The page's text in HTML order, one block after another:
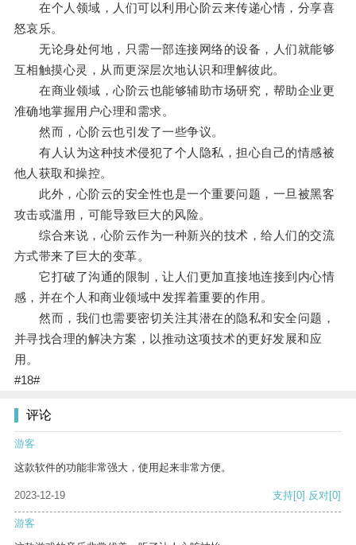
在个人领域，人们可以利用心阶云来传递心情，分享喜
怒哀乐。
无论身处何地，只需一部连接网络的设备，人们就能够
互相触摸心灵，从而更深层次地认识和理解彼此。
在商业领域，心阶云也能够辅助市场研究，帮助企业更
准确地掌握用户心理和需求。
然而，心阶云也引发了一些争议。
有人认为这种技术侵犯了个人隐私，担心自己的情感被
他人获取和操控。
此外，心阶云的安全性也是一个重要问题，一旦被黑客
攻击或滥用，可能导致巨大的风险。
综合来说，心阶云作为一种新兴的技术，给人们的交流
方式带来了巨大的变革。
它打破了沟通的限制，让人们更加直接地连接到内心情
感，并在个人和商业领域中发挥着重要的作用。
然而，我们也需要密切关注其潜在的隐私和安全问题，
并寻找合理的解决方案，以推动这项技术的更好发展和应
用。
#18#
评论
游客
这款软件的功能非常强大，使用起来非常方便。
2023-12-19 支持[0] 反对[0]
游客